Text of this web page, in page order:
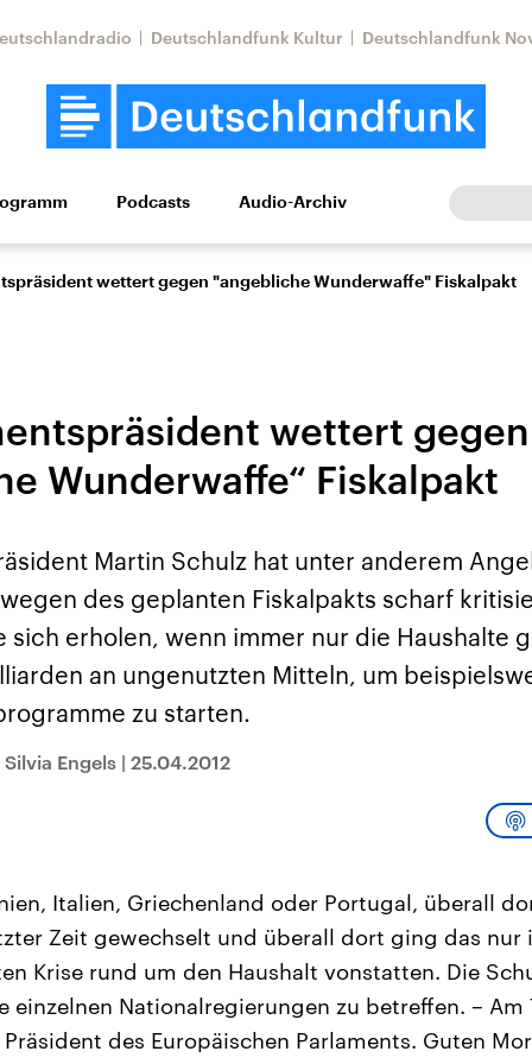
Deutschlandfunk Kultur Deutschlandfunk
Wissen Kultur Europa
und
gehören die
Staaten zu
der Erde, mit
Einfluss auf das
Weltgeschehen.
Nahostkonflikt
Der Überfall der
palästinensischen
Terrororganisation
Hamas im Oktober 2023
auf Israel hat in der
Region wieder die
Gewalt entfacht. Israel
möchte die Hamas
zerstören. Diese wird wie
die Hisbollah im Libanon
Iran
Der Iran – seit der
Islamischen
1979 auch
Republik Iran – ist
von einem
Religionsführer
regierter Staat im
Osten. Eine
Podcasts Audio-Archiv
wettert gegen "angebliche Wunderwaffe" Fiskalpakt
wettert gegen
Wunderwaffe“ Fiskalpakt
Martin Schulz hat unter anderem
des geplanten Fiskalpakts scharf
sich erholen, wenn immer nur die Haushalte
an ungenutzten Mitteln, um
zu starten.
Engels | 25.04.2012
Italien, Griechenland oder Portugal, überall
Zeit gewechselt und überall dort ging das nur
Krise rund um den Haushalt vonstatten. Die
einzelnen Nationalregierungen zu betreffen. – Am
des Europäischen Parlaments. Guten